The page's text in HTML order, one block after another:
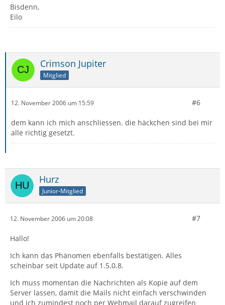
Bisdenn,
Eilo
Crimson Jupiter
Mitglied
12. November 2006 um 15:59 #6
dem kann ich mich anschliessen. die häckchen sind bei mir
alle richtig gesetzt.
Hurz
Junior-Mitglied
12. November 2006 um 20:08 #7
Hallo!
Ich kann das Phänomen ebenfalls bestätigen. Alles
scheinbar seit Update auf 1.5.0.8.
Ich muss momentan die Nachrichten als Kopie auf dem
Server lassen, damit die Mails nicht einfach verschwinden
und ich zumindest noch per Webmail darauf zugreifen